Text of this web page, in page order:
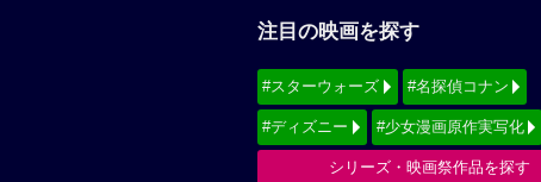
注目の映画を探す
#スターウォーズ #名探偵コナン
#ディズニー #少女漫画原作実写化
シリーズ・映画祭作品を探す